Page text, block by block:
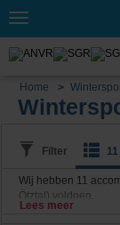
Toggle
Home
Filter
Wij hebben 11
Ötztal) voldoen.
Lees meer